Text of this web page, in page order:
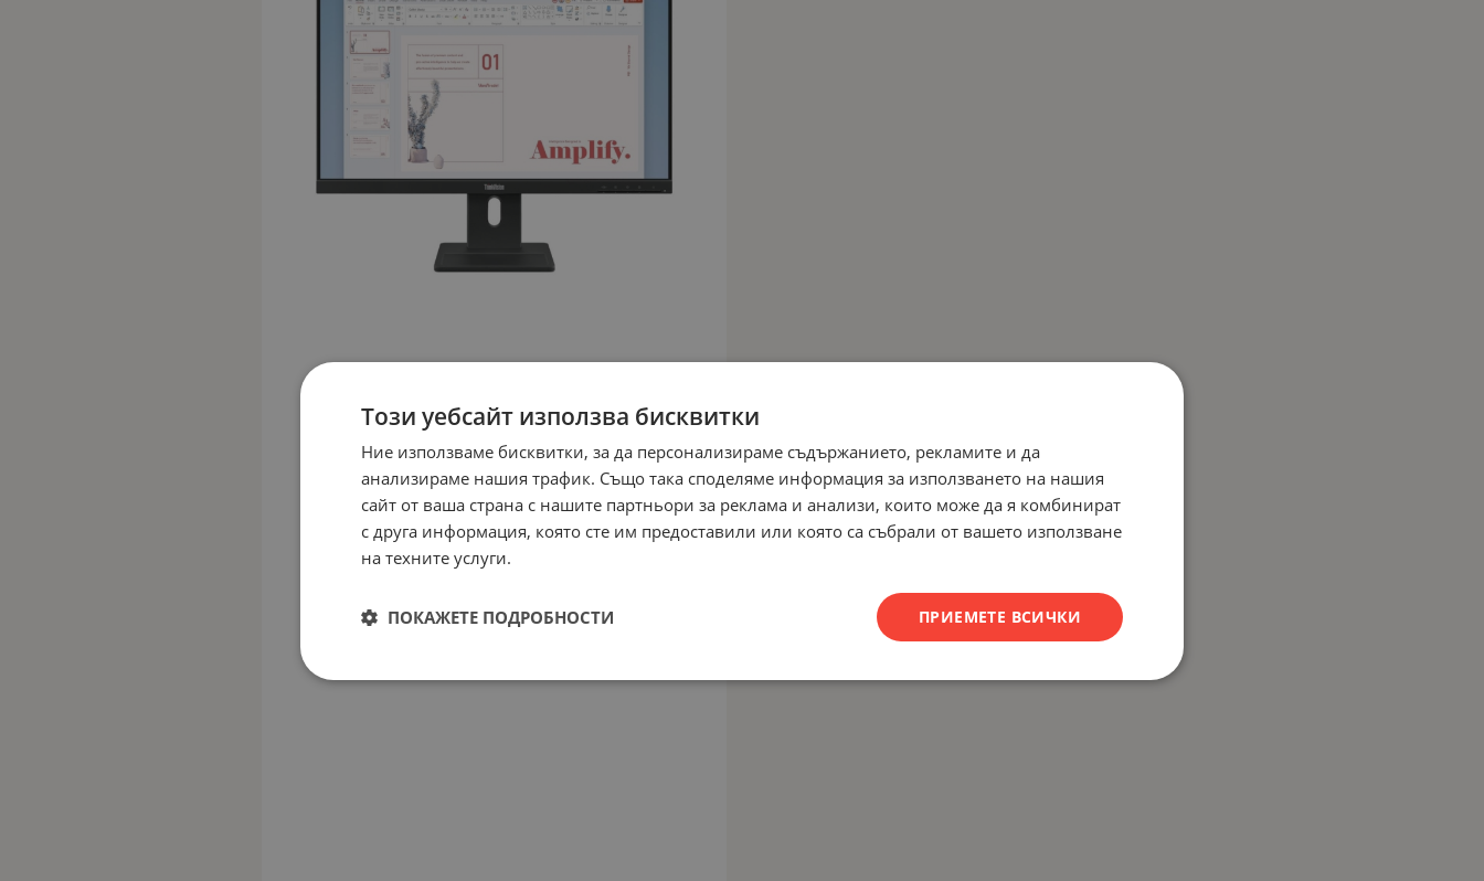
Този уебсайт използва бисквитки
Ние използваме бисквитки, за да персонализираме съдържанието, рекламите и да
анализираме нашия трафик. Също така споделяме информация за използването на нашия
сайт от ваша страна с нашите партньори за реклама и анализи, които може да я комбинират
с друга информация, която сте им предоставили или която са събрали от вашето използване
на техните услуги.
ПРИЕМЕТЕ ВСИЧКИ
ПОКАЖЕТЕ ПОДРОБНОСТИ